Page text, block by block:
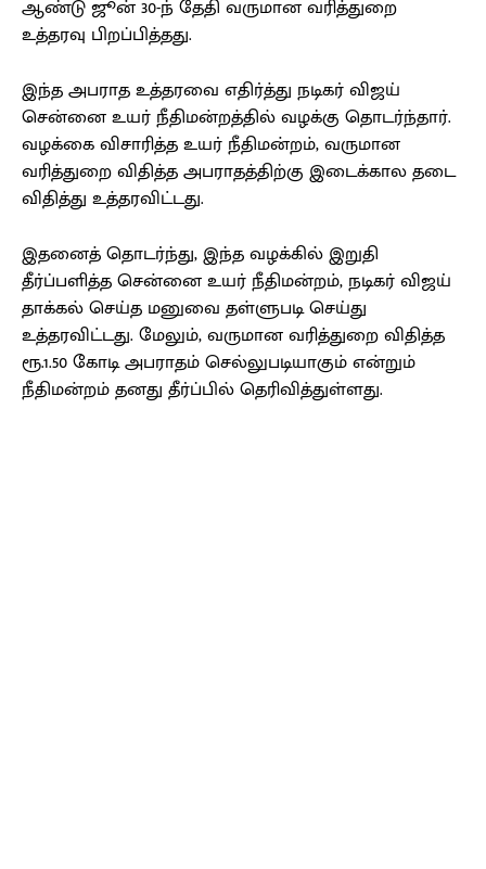
ஆண்டு ஜூன் 30-ந் தேதி வருமான வரித்துறை
உத்தரவு பிறப்பித்தது.
இந்த அபராத உத்தரவை எதிர்த்து நடிகர் விஜய்
சென்னை உயர் நீதிமன்றத்தில் வழக்கு தொடர்ந்தார்.
வழக்கை விசாரித்த உயர் நீதிமன்றம், வருமான
வரித்துறை விதித்த அபராதத்திற்கு இடைக்கால தடை
விதித்து உத்தரவிட்டது.
இதனைத் தொடர்ந்து, இந்த வழக்கில் இறுதி
தீர்ப்பளித்த சென்னை உயர் நீதிமன்றம், நடிகர் விஜய்
தாக்கல் செய்த மனுவை தள்ளுபடி செய்து
உத்தரவிட்டது. மேலும், வருமான வரித்துறை விதித்த
ரூ.1.50 கோடி அபராதம் செல்லுபடியாகும் என்றும்
நீதிமன்றம் தனது தீர்ப்பில் தெரிவித்துள்ளது.